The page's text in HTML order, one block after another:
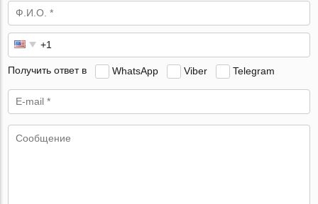
Получить ответ в WhatsApp Viber Telegram